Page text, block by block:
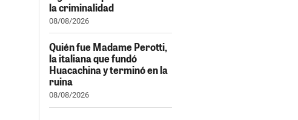
la criminalidad
08/08/2026
Quién fue Madame Perotti,
la italiana que fundó
Huacachina y terminó en la
ruina
08/08/2026